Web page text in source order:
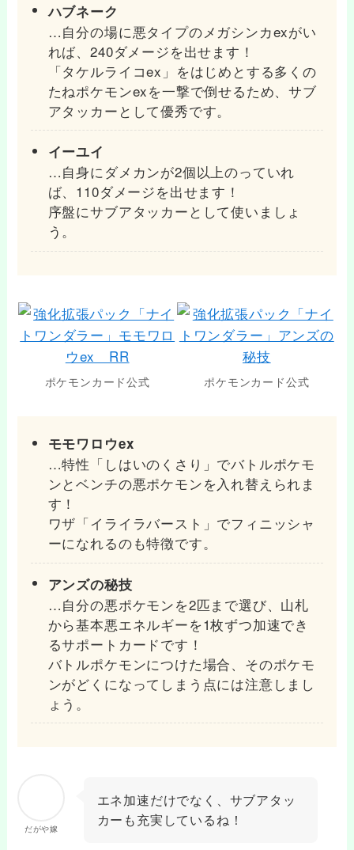
ハブネーク
…自分の場に悪タイプのメガシンカexがい
れば、240ダメージを出せます！
「タケルライコex」をはじめとする多くの
たねポケモンexを一撃で倒せるため、サブ
アタッカーとして優秀です。
イーユイ
…自身にダメカンが2個以上のっていれ
ば、110ダメージを出せます！
序盤にサブアタッカーとして使いましょ
う。
ポケモンカード公式 ポケモンカード公式
モモワロウex
…特性「しはいのくさり」でバトルポケモ
ンとベンチの悪ポケモンを入れ替えられま
す！
ワザ「イライラバースト」でフィニッシャ
ーになれるのも特徴です。
アンズの秘技
…自分の悪ポケモンを2匹まで選び、山札
から基本悪エネルギーを1枚ずつ加速でき
るサポートカードです！
バトルポケモンにつけた場合、そのポケモ
ンがどくになってしまう点には注意しまし
ょう。
だがや嫁
エネ加速だけでなく、サブアタッ
カーも充実しているね！